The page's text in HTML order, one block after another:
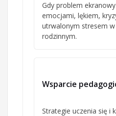
Gdy problem
emocjami, lękiem,
utrwalonym stresem
rodzinnym.
Wsparcie
Strategie uczenia się i